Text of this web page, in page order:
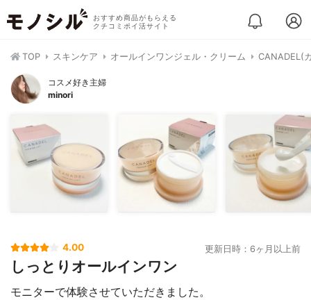
おすすめ商品がもらえる
クチコミポイ活サイト
TOP スキンケア オールインワンジェル・クリーム CANADEL(
コスメ好き主婦
minori
4.00 更新日時：6ヶ月以上前
しっとりオールインワン
モニターで体験させていただきました。